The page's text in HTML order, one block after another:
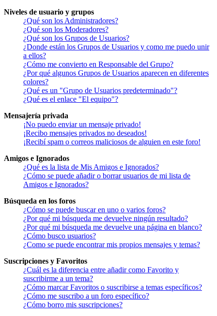
Niveles de usuario y grupos
¿Qué son los Administradores?
¿Qué son los Moderadores?
¿Qué son los Grupos de Usuarios?
¿Donde están los Grupos de Usuarios y como me puedo unir
a ellos?
¿Cómo me convierto en Responsable del Grupo?
¿Por qué algunos Grupos de Usuarios aparecen en diferentes
colores?
¿Qué es un "Grupo de Usuarios predeterminado"?
¿Qué es el enlace "El equipo"?
Mensajería privada
¡No puedo enviar un mensaje privado!
¡Recibo mensajes privados no deseados!
¡Recibí spam o correos maliciosos de alguien en este foro!
Amigos e Ignorados
¿Qué es la lista de Mis Amigos e Ignorados?
¿Cómo se puede añadir o borrar usuarios de mi lista de
Amigos e Ignorados?
Búsqueda en los foros
¿Cómo se puede buscar en uno o varios foros?
¿Por qué mi búsqueda me devuelve ningún resultado?
¿Por qué mi búsqueda me devuelve una página en blanco?
¿Cómo busco usuarios?
¿Como se puede encontrar mis propios mensajes y temas?
Suscripciones y Favoritos
¿Cuál es la diferencia entre añadir como Favorito y
suscribirme a un tema?
¿Cómo marcar Favoritos o suscribirse a temas específicos?
¿Cómo me suscribo a un foro específico?
¿Cómo borro mis suscripciones?